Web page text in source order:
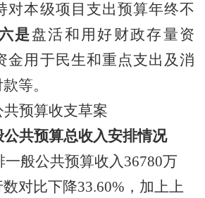
对本级项目支出预算年终不
六是盘活和用好财政存量资
金用于民生和重点支出及消
等。
预算收支草案
公共预算总收入安排情况
一般公共预算收入36780万
数对比下降33.60% ， 加上上